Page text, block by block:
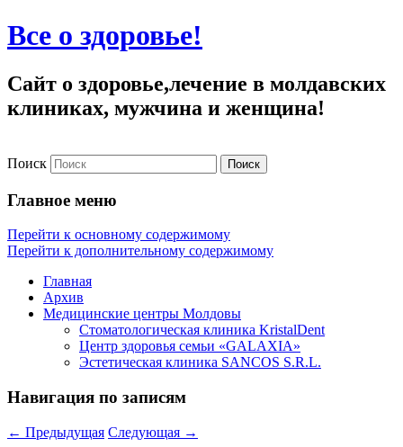
Все о здоровье!
Сайт о здоровье,лечение в молдавских
клиниках, мужчина и женщина!
Поиск
Главное меню
Перейти к основному содержимому
Перейти к дополнительному содержимому
Главная
Архив
Медицинские центры Молдовы
Стоматологическая клиника KristalDent
Центр здоровья семьи «GALAXIA»
Эстетическая клиника SANCOS S.R.L.
Навигация по записям
← Предыдущая Следующая →